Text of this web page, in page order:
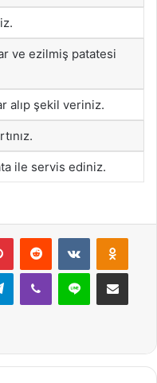
ve ezilmiş patatesi
alıp şekil veriniz.
ile servis ediniz.
PinterestReddit VKontakte
TelegramViber Line E-Posta ile